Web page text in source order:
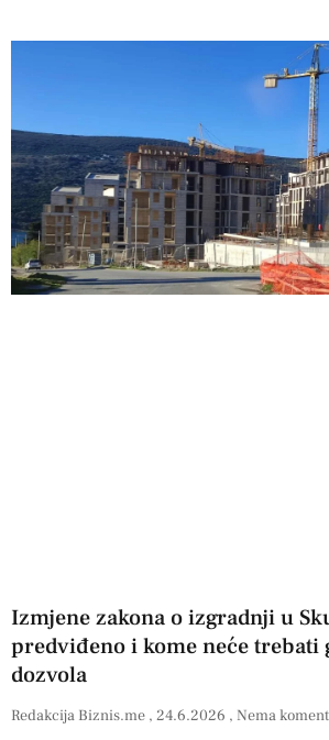
Izmjene zakona o izgradnji u
predviđeno i kome neće trebati
dozvola
Redakcija Biznis.me 24.6.2026 Nema